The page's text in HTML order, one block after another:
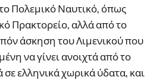
Πολεμικό Ναυτικό, όπως
Πρακτορείο, αλλά από το
άσκηση του Λιμενικού που
να γίνει ανοιχτά από το
ελληνικά χωρικά ύδατα, και